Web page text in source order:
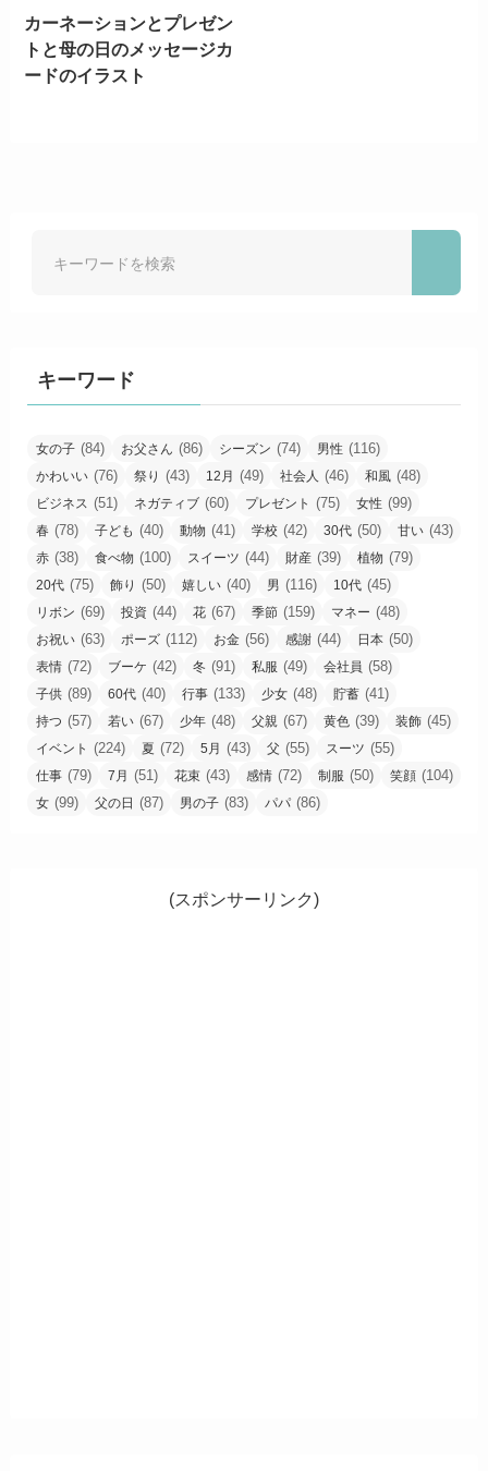
カーネーションとプレゼン
トと母の日のメッセージカ
ードのイラスト
キーワード
女の子 (84) お父さん (86) シーズン (74) 男性 (116)
かわいい (76) 祭り (43) 12月 (49) 社会人 (46) 和風 (48)
ビジネス (51) ネガティブ (60) プレゼント (75) 女性 (99)
春 (78) 子ども (40) 動物 (41) 学校 (42) 30代 (50) 甘い (43)
赤 (38) 食べ物 (100) スイーツ (44) 財産 (39) 植物 (79)
20代 (75) 飾り (50) 嬉しい (40) 男 (116) 10代 (45)
リボン (69) 投資 (44) 花 (67) 季節 (159) マネー (48)
お祝い (63) ポーズ (112) お金 (56) 感謝 (44) 日本 (50)
表情 (72) ブーケ (42) 冬 (91) 私服 (49) 会社員 (58)
子供 (89) 60代 (40) 行事 (133) 少女 (48) 貯蓄 (41)
持つ (57) 若い (67) 少年 (48) 父親 (67) 黄色 (39) 装飾 (45)
イベント (224) 夏 (72) 5月 (43) 父 (55) スーツ (55)
仕事 (79) 7月 (51) 花束 (43) 感情 (72) 制服 (50) 笑顔 (104)
女 (99) 父の日 (87) 男の子 (83) パパ (86)
(スポンサーリンク)